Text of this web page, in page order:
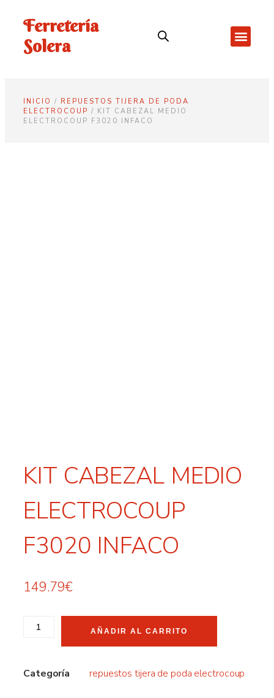
Ferretería
Solera
INICIO / REPUESTOS TIJERA DE PODA
ELECTROCOUP / KIT CABEZAL MEDIO
ELECTROCOUP F3020 INFACO
KIT CABEZAL MEDIO
ELECTROCOUP
F3020 INFACO
149.79€
AÑADIR AL CARRITO
Categoría repuestos tijera de poda electrocoup